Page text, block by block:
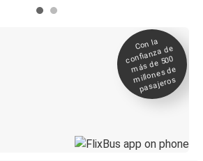
Con la
confianza de
más de 500
millones de
pasajeros